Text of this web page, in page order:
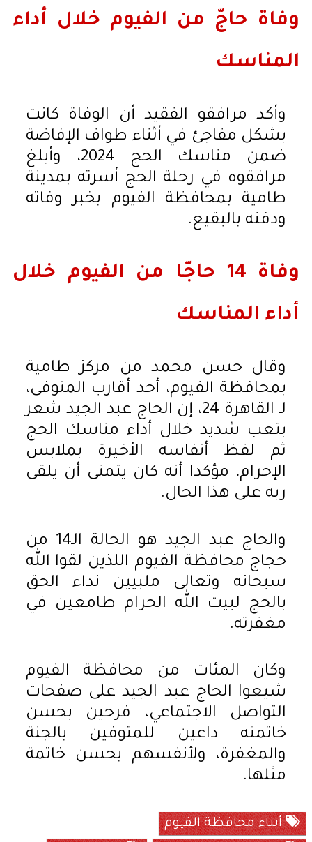
وفاة حاجّ من الفيوم خلال أداء
المناسك
وأكد مرافقو الفقيد أن الوفاة كانت
بشكل مفاجئ في أثناء طواف الإفاضة
ضمن مناسك الحج 2024، وأبلغ
مرافقوه في رحلة الحج أسرته بمدينة
طامية بمحافظة الفيوم بخبر وفاته
ودفنه بالبقيع.
وفاة 14 حاجّا من الفيوم خلال
أداء المناسك
وقال حسن محمد من مركز طامية
بمحافظة الفيوم، أحد أقارب المتوفى،
لـ القاهرة 24، إن الحاج عبد الجيد شعر
بتعب شديد خلال أداء مناسك الحج
ثم لفظ أنفاسه الأخيرة بملابس
الإحرام، مؤكدا أنه كان يتمنى أن يلقى
ربه على هذا الحال.
والحاج عبد الجيد هو الحالة الـ14 من
حجاج محافظة الفيوم اللذين لقوا الله
سبحانه وتعالى ملبيين نداء الحق
بالحج لبيت الله الحرام طامعين في
مغفرته.
وكان المئات من محافظة الفيوم
شيعوا الحاج عبد الجيد على صفحات
التواصل الاجتماعي، فرحين بحسن
خاتمته داعين للمتوفين بالجنة
والمغفرة، ولأنفسهم بحسن خاتمة
مثلها.
أبناء محافظة الفيوم